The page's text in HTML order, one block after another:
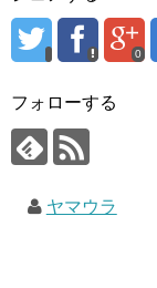
0
フォローする
ヤマウラ